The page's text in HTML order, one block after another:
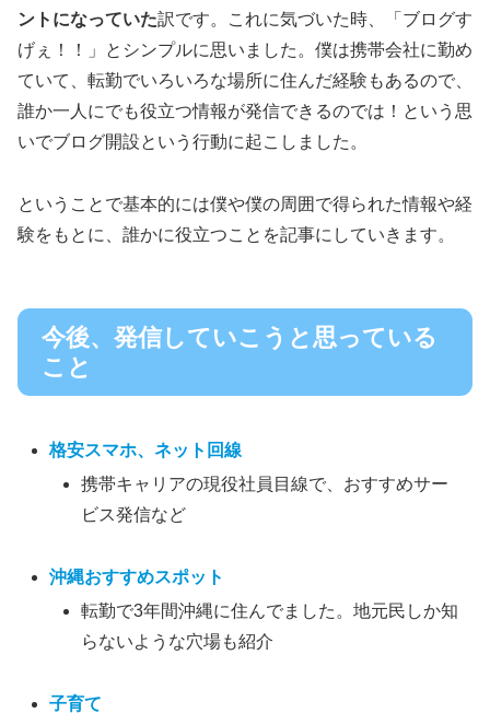
ントになっていた訳です。これに気づいた時、「ブログす
げぇ！！」とシンプルに思いました。僕は携帯会社に勤め
ていて、転勤でいろいろな場所に住んだ経験もあるので、
誰か一人にでも役立つ情報が発信できるのでは！という思
いでブログ開設という行動に起こしました。
ということで基本的には僕や僕の周囲で得られた情報や経
験をもとに、誰かに役立つことを記事にしていきます。
今後、発信していこうと思っている
こと
格安スマホ、ネット回線
携帯キャリアの現役社員目線で、おすすめサー
ビス発信など
沖縄おすすめスポット
転勤で3年間沖縄に住んでました。地元民しか知
らないような穴場も紹介
子育て